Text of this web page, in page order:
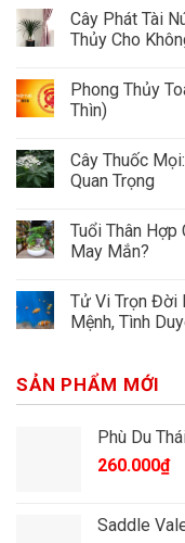
Cây Phát Tài
Thủy Cho
Phong Thủy
Thìn)
Cây Thuốc
Quan Trọng
Tuổi Thân Hợp
May Mắn?
Tử Vi Trọn Đời
Mệnh, Tình
SẢN PHẨM MỚI
Phù Du
260.000₫
Saddle